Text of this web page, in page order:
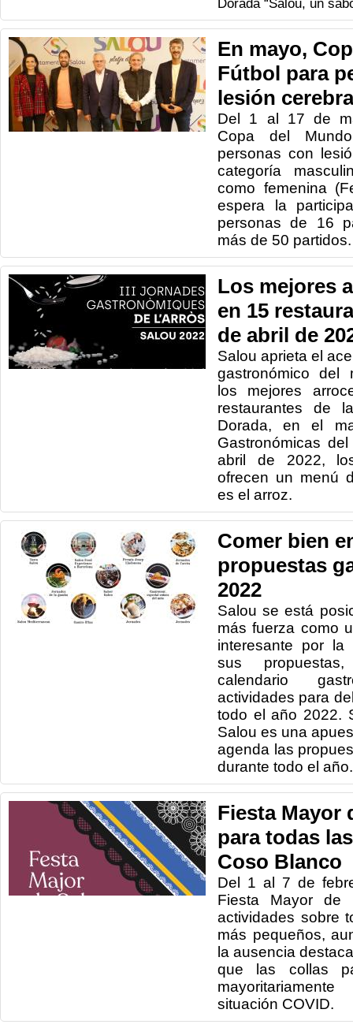
Dorada “Salou, un
En mayo,
Fútbol para
lesión
Del 1 al 17 de
Copa del
personas con
categoría
como femenina
espera la
personas de 16
más de 50
Los mejores
en 15
de abril de
Salou aprieta el
gastronómico del
los mejores
restaurantes de
Dorada, en el
Gastronómicas
abril de 2022,
ofrecen un menú
es el arroz.
Comer bien
propuestas
2022
Salou se está
más fuerza como
interesante por
sus
calendario
actividades para
todo el año 2022.
Salou es una
agenda las
durante todo el año.
Fiesta Mayor
para todas
Coso Blanco
Del 1 al 7 de
Fiesta Mayor de
actividades sobre
más pequeños,
la ausencia
que las collas
situación COVID.